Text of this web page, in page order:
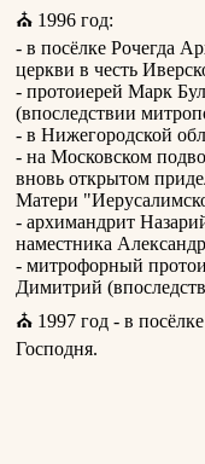
⛪ 1996 год:
- в посёлке Рочегда
церкви в честь
- протоиерей Марк
(впоследствии
- в Нижегородской
- на Московском
вновь открытом
Матери
- архимандрит
наместника
- митрофорный
Димитрий
⛪ 1997 год - в
Господня.